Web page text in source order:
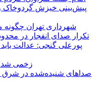
پیش‌بینی خیزش گردوخاک
شهرداری تهران چگونه
تکرار صدای انفجار در
پورعلی گنجی: عدالت
زخمی شدن ۳ نظامی صهیونیست در
صداهای شنیده‌شده در شرق